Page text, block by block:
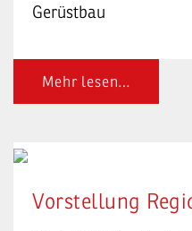
Gerüstbau
Mehr lesen…
Vorstellung